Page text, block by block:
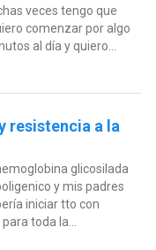
veces tengo que
comenzar por algo
al día y quiero...
resistencia a la
glicosilada
y mis padres
iniciar tto con
toda la...